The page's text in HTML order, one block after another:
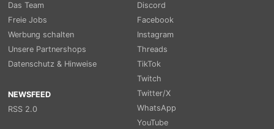
Das Team
Freie Jobs
Werbung schalten
Unsere Partnershops
Datenschutz & Hinweise
NEWSFEED
RSS 2.0
Discord
Facebook
Instagram
Threads
TikTok
Twitch
Twitter/X
WhatsApp
YouTube